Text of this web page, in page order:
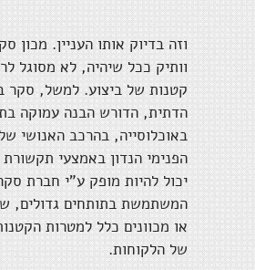
וזה בדיוק אותו העניין. מכון
וותיק ככל שיהיה, לא מסוגל
קטנות של ביצוע. למשל, סקר
הדתית, הדורש הבנה עמוקה
באוכלוסייה, בהרכב האנושי
הפנימי הנדון באמצעי תקשורת
יכול להיות מופק ע"י חברת
המשתמשת בתותחים גדולים,
או מכוונים כלל למטרות
של הלקוחות.